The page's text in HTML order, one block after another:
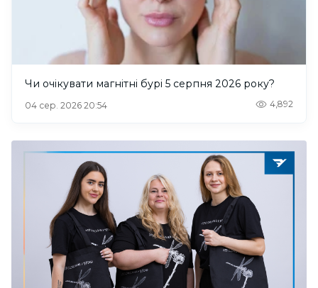
Чи очікувати магнітні бурі 5 серпня 2026 року?
04 сер. 2026 20:54 4,892